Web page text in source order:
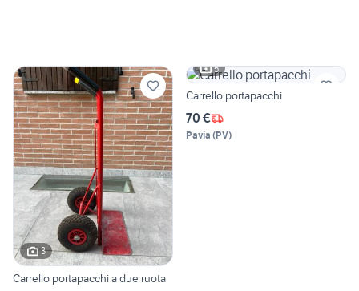
3
Carrello portapacchi a due ruota
5
Carrello portapacchi
70 €
Pavia (PV)